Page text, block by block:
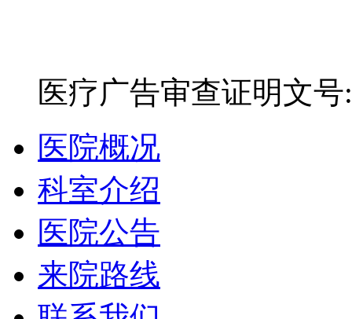
医疗广告审查证明文
医院概况
科室介绍
医院公告
来院路线